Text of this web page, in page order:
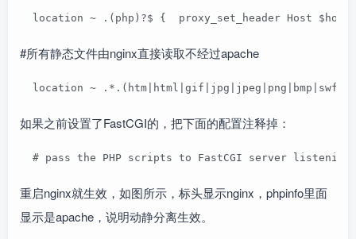
location ~ .(php)?$ {  proxy_set_header Host
#所有静态文件由nginx直接读取不经过apache
location ~
如果之前设置了FastCGI的，把下面的配置注释掉：
# pass the PHP scripts to FastCGI server
重启nginx就生效，如图所示，标头显示nginx，phpinfo里面
显示是apache，说明动静分离生效。